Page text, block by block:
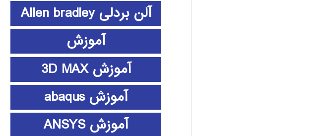
آلن بردلی Allen bradley
آموزش
آموزش 3D MAX
آموزش abaqus
آموزش ANSYS